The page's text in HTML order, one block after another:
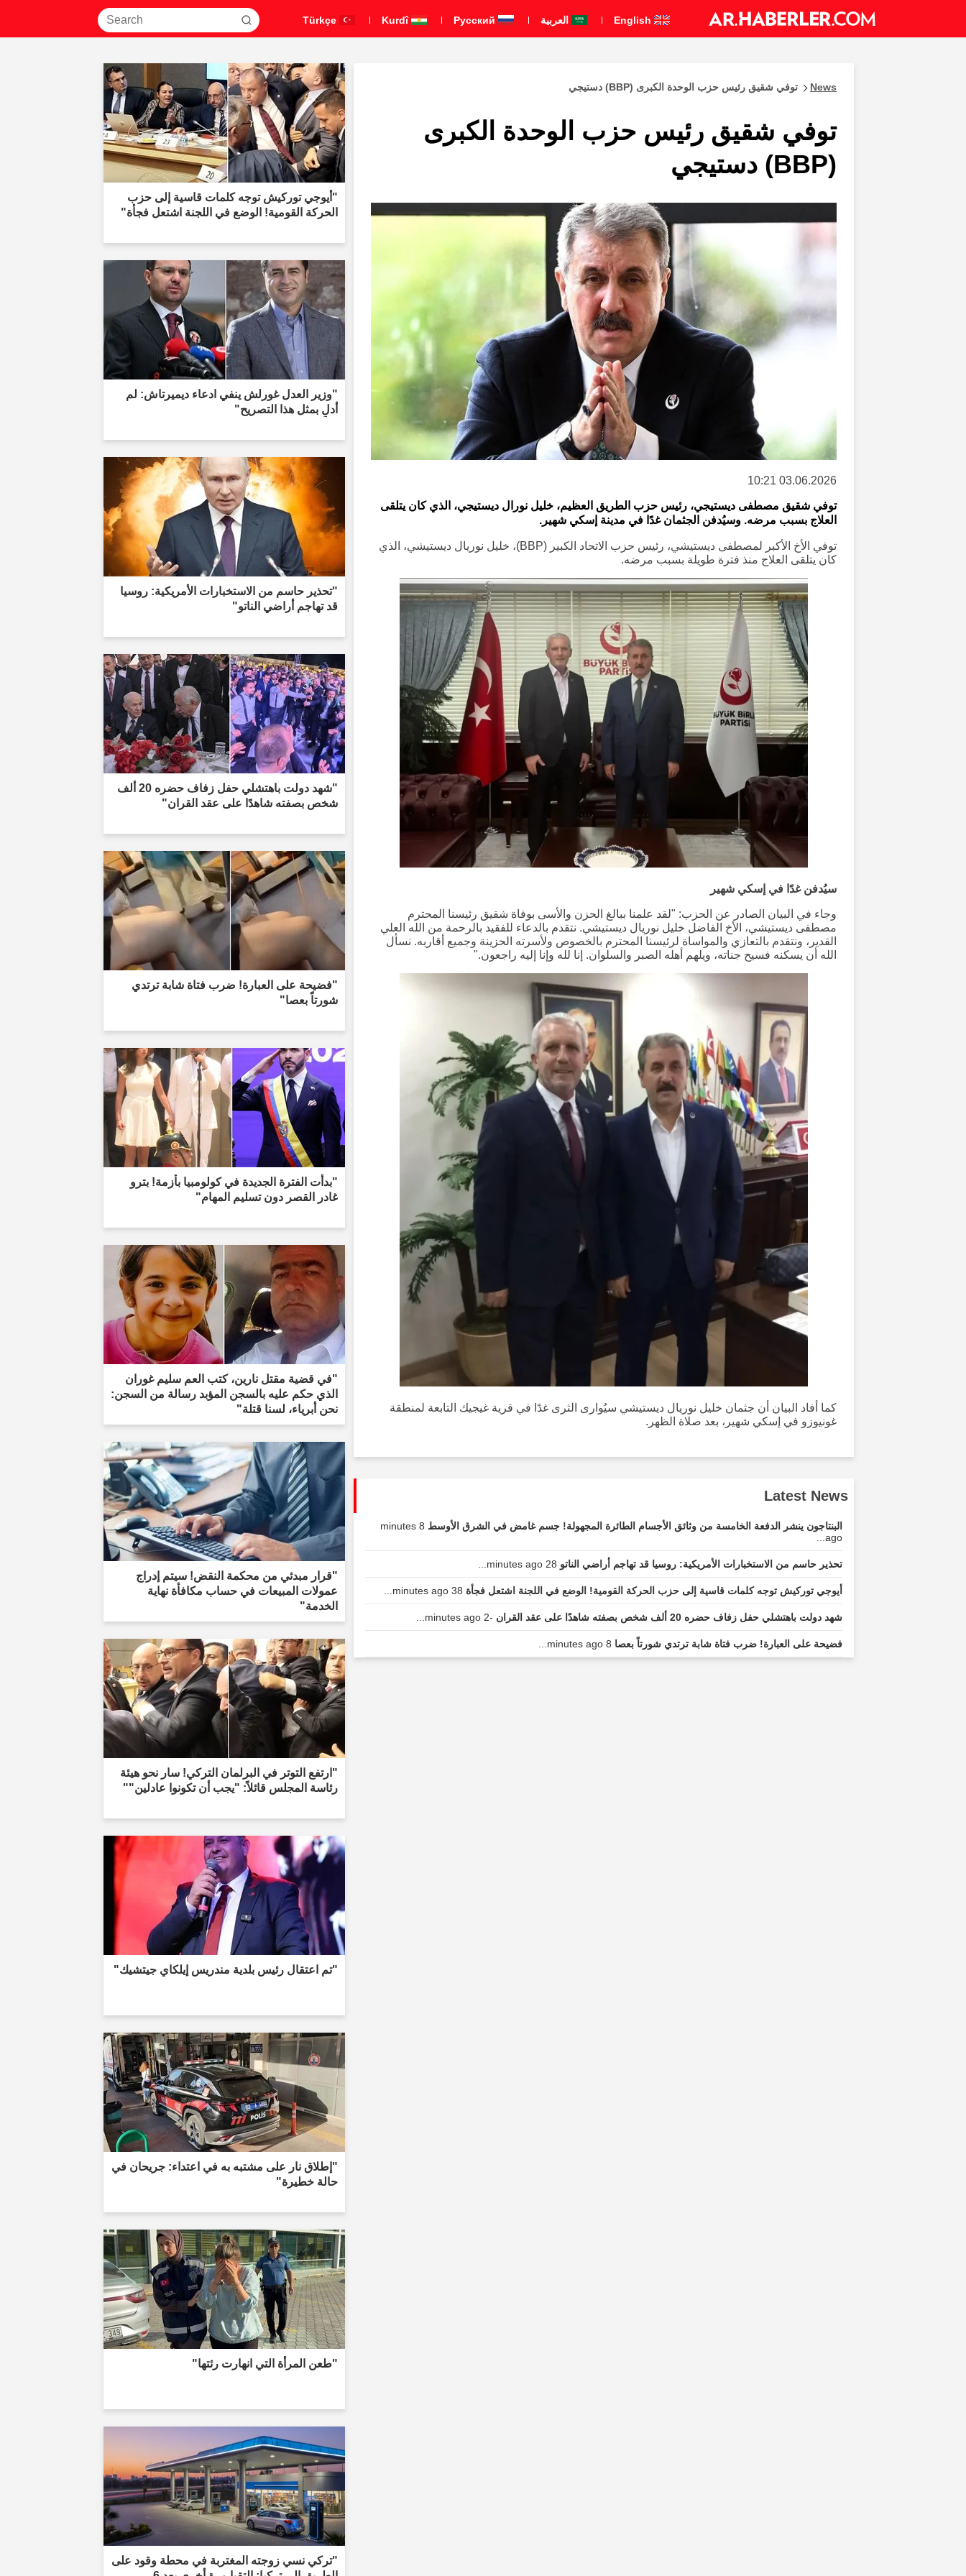
العربية Kurdî
News توفي شقيق رئيس حزب الوحدة الكبرى (BBP) دستيجي
توفي شقيق رئيس حزب الوحدة الكبرى
(BBP) دستيجي
03.06.2026 10:21
توفي شقيق مصطفى ديستيجي، رئيس حزب الطريق العظيم، خليل نورال ديستيجي، الذي كان يتلقى
العلاج بسبب مرضه. وسيُدفن الجثمان غدًا في مدينة إسكي شهير.
توفي الأخ الأكبر لمصطفى ديستيشي، رئيس حزب الاتحاد الكبير (BBP)، خليل نوريال ديستيشي، الذي
كان يتلقى العلاج منذ فترة طويلة بسبب مرضه.
سيُدفن غدًا في إسكي شهير
وجاء في البيان الصادر عن الحزب: "لقد علمنا ببالغ الحزن والأسى بوفاة شقيق رئيسنا المحترم
مصطفى ديستيشي، الأخ الفاضل خليل نوريال ديستيشي. نتقدم بالدعاء للفقيد بالرحمة من الله العلي
القدير، ونتقدم بالتعازي والمواساة لرئيسنا المحترم بالخصوص ولأسرته الحزينة وجميع أقاربه. نسأل
الله أن يسكنه فسيح جناته، ويلهم أهله الصبر والسلوان. إنا لله وإنا إليه راجعون."
كما أفاد البيان أن جثمان خليل نوريال ديستيشي سيُوارى الثرى غدًا في قرية غيجيك التابعة لمنطقة
غونيوزو في إسكي شهير، بعد صلاة الظهر.
Latest News
البنتاجون ينشر الدفعة الخامسة من وثائق الأجسام الطائرة المجهولة! جسم غامض في الشرق الأوسط
8 minutes
ago...
تحذير حاسم من الاستخبارات الأمريكية: روسيا قد تهاجم أراضي الناتو 28 minutes ago...
أيوجي توركيش توجه كلمات قاسية إلى حزب الحركة القومية! الوضع في اللجنة اشتعل فجأة 38 minutes ago...
شهد دولت باهتشلي حفل زفاف حضره 20 ألف شخص بصفته شاهدًا على عقد القران -2 minutes ago...
فضيحة على العبارة! ضرب فتاة شابة ترتدي شورتاً بعصا 8 minutes ago...
"أيوجي توركيش توجه كلمات قاسية إلى حزب
الحركة القومية! الوضع في اللجنة اشتعل فجأة"
"وزير العدل غورلش ينفي ادعاء ديميرتاش: لم
أدلِ بمثل هذا التصريح"
"تحذير حاسم من الاستخبارات الأمريكية: روسيا
قد تهاجم أراضي الناتو"
"شهد دولت باهتشلي حفل زفاف حضره 20 ألف
شخص بصفته شاهدًا على عقد القران"
"فضيحة على العبارة! ضرب فتاة شابة ترتدي
شورتاً بعصا"
"بدأت الفترة الجديدة في كولومبيا بأزمة! بترو
غادر القصر دون تسليم المهام"
"في قضية مقتل نارين، كتب العم سليم غوران
الذي حكم عليه بالسجن المؤبد رسالة من السجن:
نحن أبرياء، لسنا قتلة"
"قرار مبدئي من محكمة النقض! سيتم إدراج
عمولات المبيعات في حساب مكافأة نهاية
الخدمة"
"ارتفع التوتر في البرلمان التركي! سار نحو هيئة
رئاسة المجلس قائلاً: "يجب أن تكونوا عادلين""
"تم اعتقال رئيس بلدية مندريس إيلكاي جيتشيك"
"إطلاق نار على مشتبه به في اعتداء: جريحان في
حالة خطيرة"
"طعن المرأة التي انهارت رئتها"
"تركي نسي زوجته المغتربة في محطة وقود على